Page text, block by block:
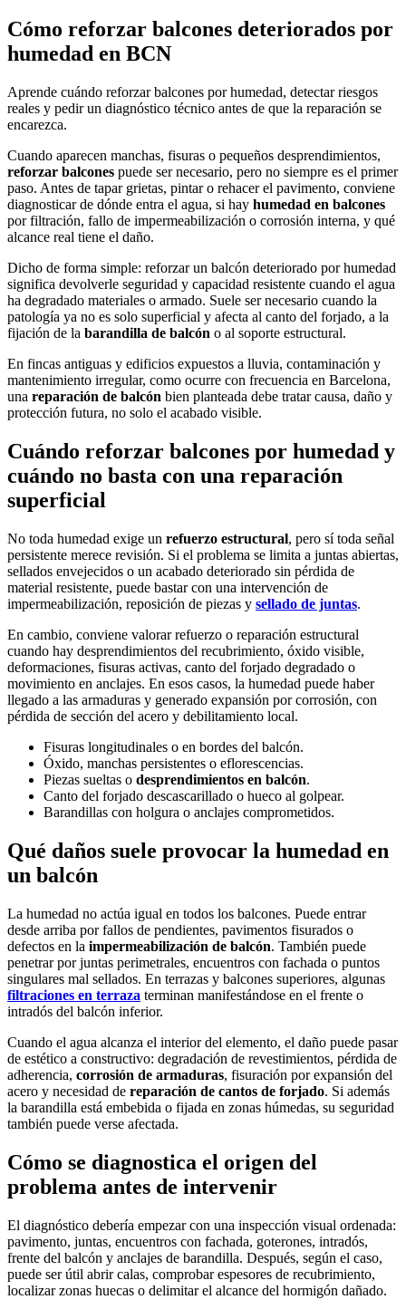
Cómo reforzar balcones deteriorados por
humedad en BCN
Aprende cuándo reforzar balcones por humedad, detectar riesgos
reales y pedir un diagnóstico técnico antes de que la reparación se
encarezca.
Cuando aparecen manchas, fisuras o pequeños desprendimientos,
reforzar balcones puede ser necesario, pero no siempre es el primer
paso. Antes de tapar grietas, pintar o rehacer el pavimento, conviene
diagnosticar de dónde entra el agua, si hay humedad en balcones
por filtración, fallo de impermeabilización o corrosión interna, y qué
alcance real tiene el daño.
Dicho de forma simple: reforzar un balcón deteriorado por humedad
significa devolverle seguridad y capacidad resistente cuando el agua
ha degradado materiales o armado. Suele ser necesario cuando la
patología ya no es solo superficial y afecta al canto del forjado, a la
fijación de la barandilla de balcón o al soporte estructural.
En fincas antiguas y edificios expuestos a lluvia, contaminación y
mantenimiento irregular, como ocurre con frecuencia en Barcelona,
una reparación de balcón bien planteada debe tratar causa, daño y
protección futura, no solo el acabado visible.
Cuándo reforzar balcones por humedad y
cuándo no basta con una reparación
superficial
No toda humedad exige un refuerzo estructural, pero sí toda señal
persistente merece revisión. Si el problema se limita a juntas abiertas,
sellados envejecidos o un acabado deteriorado sin pérdida de
material resistente, puede bastar con una intervención de
impermeabilización, reposición de piezas y sellado de juntas.
En cambio, conviene valorar refuerzo o reparación estructural
cuando hay desprendimientos del recubrimiento, óxido visible,
deformaciones, fisuras activas, canto del forjado degradado o
movimiento en anclajes. En esos casos, la humedad puede haber
llegado a las armaduras y generado expansión por corrosión, con
pérdida de sección del acero y debilitamiento local.
Fisuras longitudinales o en bordes del balcón.
Óxido, manchas persistentes o eflorescencias.
Piezas sueltas o desprendimientos en balcón.
Canto del forjado descascarillado o hueco al golpear.
Barandillas con holgura o anclajes comprometidos.
Qué daños suele provocar la humedad en
un balcón
La humedad no actúa igual en todos los balcones. Puede entrar
desde arriba por fallos de pendientes, pavimentos fisurados o
defectos en la impermeabilización de balcón. También puede
penetrar por juntas perimetrales, encuentros con fachada o puntos
singulares mal sellados. En terrazas y balcones superiores, algunas
filtraciones en terraza terminan manifestándose en el frente o
intradós del balcón inferior.
Cuando el agua alcanza el interior del elemento, el daño puede pasar
de estético a constructivo: degradación de revestimientos, pérdida de
adherencia, corrosión de armaduras, fisuración por expansión del
acero y necesidad de reparación de cantos de forjado. Si además
la barandilla está embebida o fijada en zonas húmedas, su seguridad
también puede verse afectada.
Cómo se diagnostica el origen del
problema antes de intervenir
El diagnóstico debería empezar con una inspección visual ordenada:
pavimento, juntas, encuentros con fachada, goterones, intradós,
frente del balcón y anclajes de barandilla. Después, según el caso,
puede ser útil abrir calas, comprobar espesores de recubrimiento,
localizar zonas huecas o delimitar el alcance del hormigón dañado.